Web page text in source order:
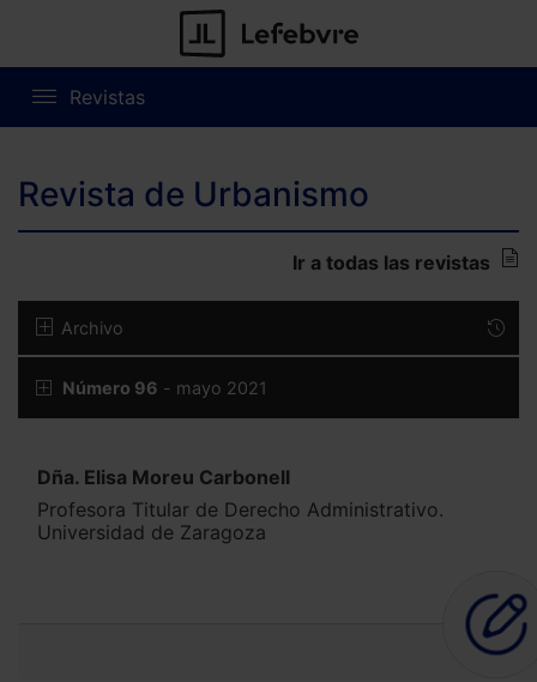
Revistas
Revista de Urbanismo
Ir a todas las revistas
Archivo
Número 96 - mayo 2021
Dña. Elisa Moreu Carbonell
Profesora Titular de Derecho Administrativo.
Universidad de Zaragoza